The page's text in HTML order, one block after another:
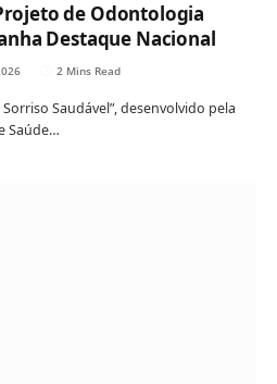
de Odontologia
Destaque Nacional
2 Mins Read
Saudável”, desenvolvido pela
Saúde…